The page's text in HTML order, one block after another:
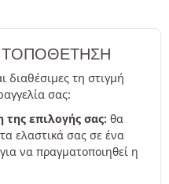
ΤΟΠΟΘΕΤΗΣΗ
διαθέσιμες τη στιγμή
σας:
επιλογής σας: θα
ελαστικά σας σε ένα
να πραγματοποιηθεί η